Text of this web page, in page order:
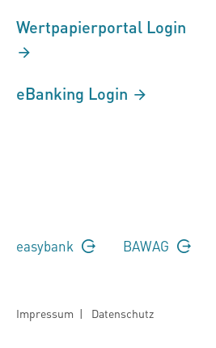
Wertpapierportal Login
eBanking Login
easybank BAWAG
Impressum | Datenschutz